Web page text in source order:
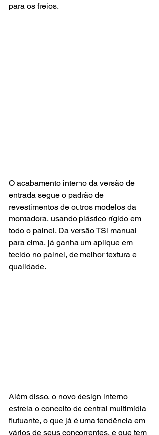
para os freios.
O acabamento interno da versão de
entrada segue o padrão de
revestimentos de outros modelos da
montadora, usando plástico rígido em
todo o painel. Da versão TSi manual
para cima, já ganha um aplique em
tecido no painel, de melhor textura e
qualidade.
Além disso, o novo design interno
estreia o conceito de central multimídia
flutuante, o que já é uma tendência em
vários de seus concorrentes, e que tem